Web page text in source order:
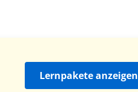
Lernpakete anzeigen